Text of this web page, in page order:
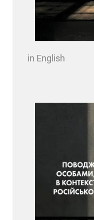
in English